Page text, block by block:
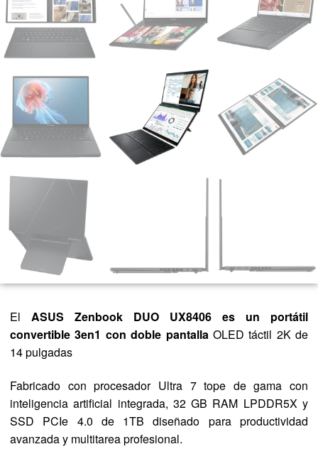
El ASUS Zenbook DUO UX8406
es un portátil
convertible 3en1 con doble pantallaOLED táctil 2K de
14 pulgadas
Fabricado con procesador Ultra 7 tope de gama con
inteligencia artificial integrada, 32 GB RAM LPDDR5X y
SSD PCIe 4.0 de 1TB diseñado para productividad
avanzada y multitarea profesional.